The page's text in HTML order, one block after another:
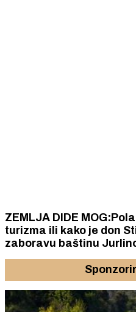
ZEMLJA DIDE
turizma ili kako je don Stipe Perkov oteo
zaboravu baštinu